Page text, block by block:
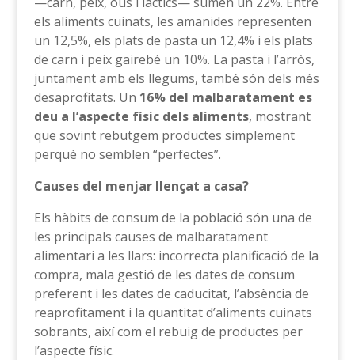
els aliments cuinats, les amanides representen
un 12,5%, els plats de pasta un 12,4% i els plats
de carn i peix gairebé un 10%. La pasta i l’arròs,
juntament amb els llegums, també són dels més
desaprofitats. Un 16% del malbaratament es
deu a l’aspecte físic dels aliments, mostrant
que sovint rebutgem productes simplement
perquè no semblen “perfectes”.
Causes del menjar llençat a casa?
Els hàbits de consum de la població són una de
les principals causes de malbaratament
alimentari a les llars: incorrecta planificació de la
compra, mala gestió de les dates de consum
preferent i les dates de caducitat, l’absència de
reaprofitament i la quantitat d’aliments cuinats
sobrants, així com el rebuig de productes per
l’aspecte físic.